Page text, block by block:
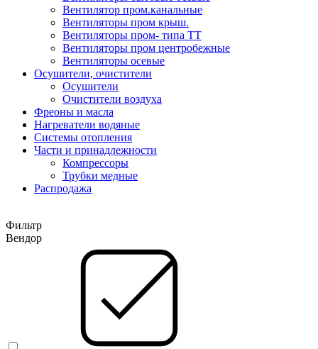
Вентилятор пром.канальные
Вентиляторы пром крыш.
Вентиляторы пром- типа ТТ
Вентиляторы пром центробежные
Вентиляторы осевые
Осушители, очистители
Осушители
Очистители воздуха
Фреоны и масла
Нагреватели водяные
Системы отопления
Части и принадлежности
Компрессоры
Трубки медные
Раcпродажа
Фильтр
Вендор